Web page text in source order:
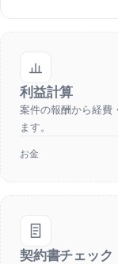
利益計算
案件の報酬から経費
ます。
お金
契約書チェック